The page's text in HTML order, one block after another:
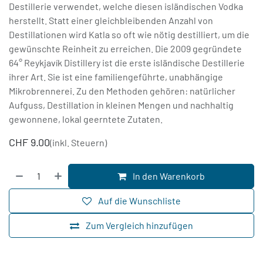
Destillerie verwendet, welche diesen isländischen Vodka
herstellt. Statt einer gleichbleibenden Anzahl von
Destillationen wird Katla so oft wie nötig destilliert, um die
gewünschte Reinheit zu erreichen. Die 2009 gegründete
64° Reykjavík Distillery ist die erste isländische Destillerie
ihrer Art. Sie ist eine familiengeführte, unabhängige
Mikrobrennerei. Zu den Methoden gehören: natürlicher
Aufguss, Destillation in kleinen Mengen und nachhaltig
gewonnene, lokal geerntete Zutaten.
CHF 9.00(inkl. Steuern)
In den Warenkorb
Zum Vergleich hinzufügen
Auf die Wunschliste